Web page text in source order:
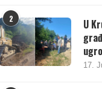
2
U
17.